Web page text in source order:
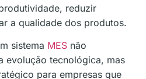
reduzir
a qualidade dos produtos.
sistema MES não
evolução tecnológica, mas
para empresas que